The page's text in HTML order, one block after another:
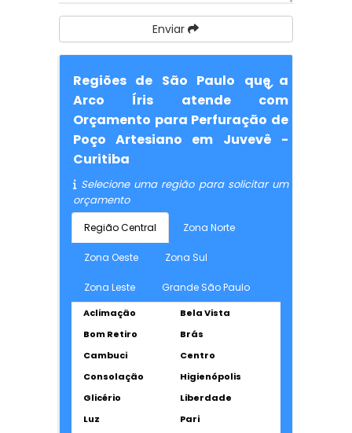
Enviar
Regiões de São Paulo que a
Arco Íris atende com
Orçamento para Perfuração de
Poço Artesiano em Juvevê -
Curitiba
Selecione uma região para solicitar um
orçamento
Região Central Zona Norte
Zona Oeste Zona Sul
Zona Leste Grande São Paulo
Aclimação
Bela Vista
Bom Retiro
Brás
Cambuci
Centro
Consolação
Higienópolis
Glicério
Liberdade
Luz
Pari